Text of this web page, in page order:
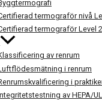
termograför nivå
termograför Level
av renrum
i renrum
i
av HEPA/